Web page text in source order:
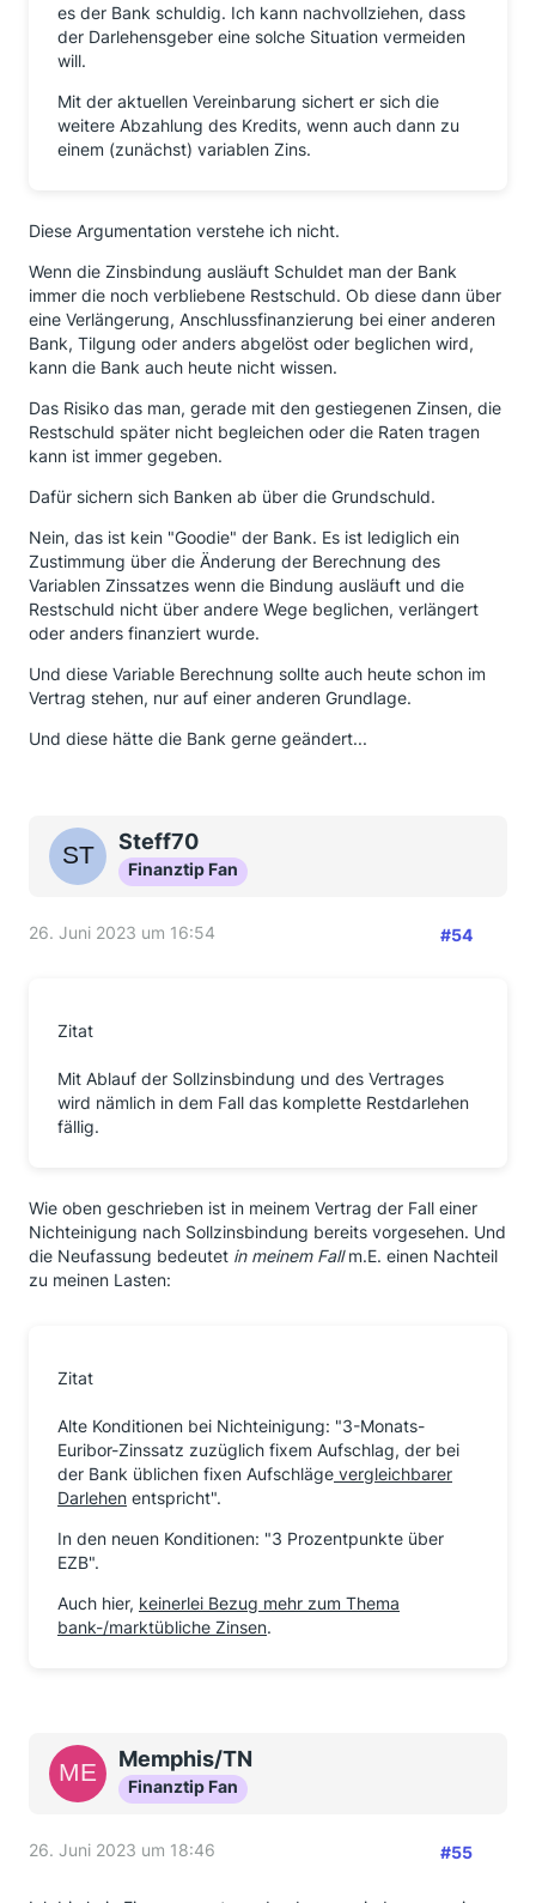
es der Bank schuldig. Ich kann nachvollziehen, dass
der Darlehensgeber eine solche Situation vermeiden
will.
Mit der aktuellen Vereinbarung sichert er sich die
weitere Abzahlung des Kredits, wenn auch dann zu
einem (zunächst) variablen Zins.
Diese Argumentation verstehe ich nicht.
Wenn die Zinsbindung ausläuft Schuldet man der Bank
immer die noch verbliebene Restschuld. Ob diese dann über
eine Verlängerung, Anschlussfinanzierung bei einer anderen
Bank, Tilgung oder anders abgelöst oder beglichen wird,
kann die Bank auch heute nicht wissen.
Das Risiko das man, gerade mit den gestiegenen Zinsen, die
Restschuld später nicht begleichen oder die Raten tragen
kann ist immer gegeben.
Dafür sichern sich Banken ab über die Grundschuld.
Nein, das ist kein "Goodie" der Bank. Es ist lediglich ein
Zustimmung über die Änderung der Berechnung des
Variablen Zinssatzes wenn die Bindung ausläuft und die
Restschuld nicht über andere Wege beglichen, verlängert
oder anders finanziert wurde.
Und diese Variable Berechnung sollte auch heute schon im
Vertrag stehen, nur auf einer anderen Grundlage.
Und diese hätte die Bank gerne geändert...
Steff70
Finanztip Fan
26. Juni 2023 um 16:54 #54
Zitat
Mit Ablauf der Sollzinsbindung und des Vertrages
wird nämlich in dem Fall das komplette Restdarlehen
fällig.
Wie oben geschrieben ist in meinem Vertrag der Fall einer
Nichteinigung nach Sollzinsbindung bereits vorgesehen. Und
die Neufassung bedeutet in meinem Fallm.E. einen Nachteil
zu meinen Lasten:
Zitat
Alte Konditionen bei Nichteinigung: "3-Monats-
Euribor-Zinssatz zuzüglich fixem Aufschlag, der bei
der Bank üblichen fixen Aufschläge vergleichbarer
Darlehen entspricht".
In den neuen Konditionen: "3 Prozentpunkte über
EZB".
Auch hier, keinerlei Bezug mehr zum Thema
bank-/marktübliche Zinsen.
Memphis/TN
Finanztip Fan
26. Juni 2023 um 18:46 #55